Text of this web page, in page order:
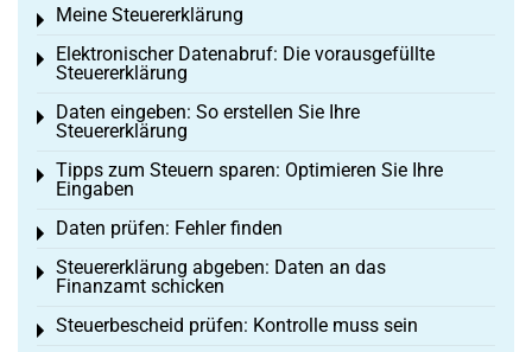
Meine Steuererklärung
Toggle menu
Elektronischer Datenabruf: Die vorausgefüllte
Steuererklärung
Toggle menu
Daten eingeben: So erstellen Sie Ihre
Steuererklärung
Toggle menu
Tipps zum Steuern sparen: Optimieren Sie Ihre
Eingaben
Toggle menu
Daten prüfen: Fehler finden
Toggle menu
Steuererklärung abgeben: Daten an das
Finanzamt schicken
Toggle menu
Steuerbescheid prüfen: Kontrolle muss sein
Toggle menu